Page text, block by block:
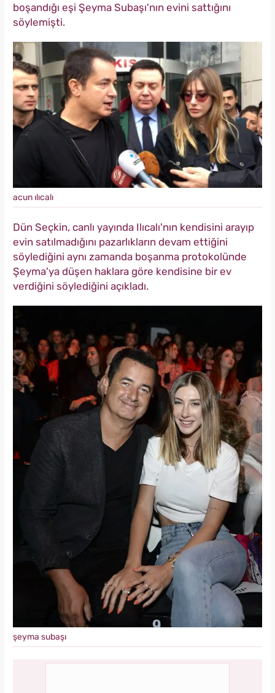
boşandığı eşi Şeyma Subaşı'nın evini sattığını
söylemişti.
acun ılıcalı
Dün Seçkin, canlı yayında Ilıcalı'nın kendisini arayıp
evin satılmadığını pazarlıkların devam ettiğini
söylediğini aynı zamanda boşanma protokolünde
Şeyma'ya düşen haklara göre kendisine bir ev
verdiğini söylediğini açıkladı.
şeyma subaşı